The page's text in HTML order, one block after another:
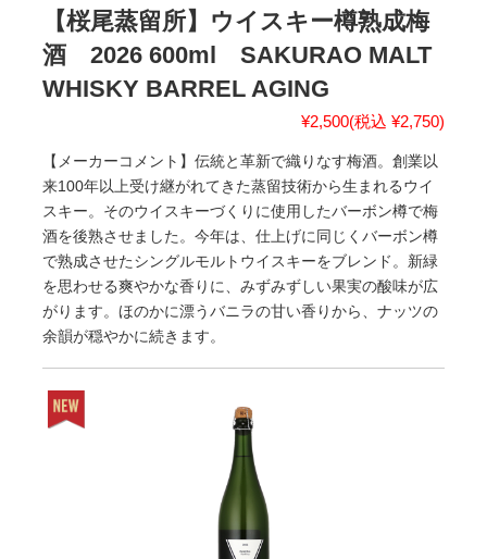
【桜尾蒸留所】ウイスキー樽熟成梅
酒 2026 600ml SAKURAO MALT
WHISKY BARREL AGING
¥2,500(税込 ¥2,750)
【メーカーコメント】伝統と革新で織りなす梅酒。創業以
来100年以上受け継がれてきた蒸留技術から生まれるウイ
スキー。そのウイスキーづくりに使用したバーボン樽で梅
酒を後熟させました。今年は、仕上げに同じくバーボン樽
で熟成させたシングルモルトウイスキーをブレンド。新緑
を思わせる爽やかな香りに、みずみずしい果実の酸味が広
がります。ほのかに漂うバニラの甘い香りから、ナッツの
余韻が穏やかに続きます。